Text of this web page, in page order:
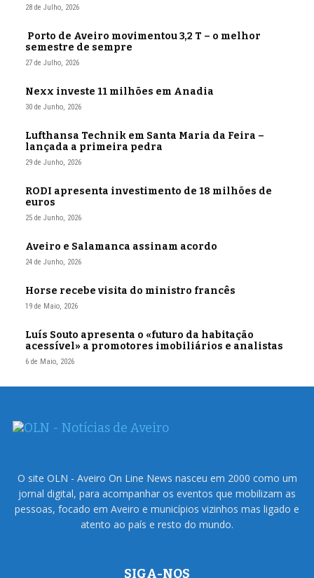
28 de Julho, 2026
Porto de Aveiro movimentou 3,2 T – o melhor
semestre de sempre
27 de Julho, 2026
Nexx investe 11 milhões em Anadia
30 de Junho, 2026
Lufthansa Technik em Santa Maria da Feira –
lançada a primeira pedra
29 de Junho, 2026
RODI apresenta investimento de 18 milhões de
euros
25 de Junho, 2026
Aveiro e Salamanca assinam acordo
24 de Junho, 2026
Horse recebe visita do ministro francês
19 de Maio, 2026
Luís Souto apresenta o «futuro da habitação
acessível» a promotores imobiliários e analistas
6 de Maio, 2026
O site OLN - Aveiro On Line News nasceu em 2000 como um
jornal digital, para acompanhar os eventos que mobilizam as
pessoas, focado em Aveiro e municípios vizinhos mas ligado e
atento ao país e resto do mundo.
SIGA-NOS